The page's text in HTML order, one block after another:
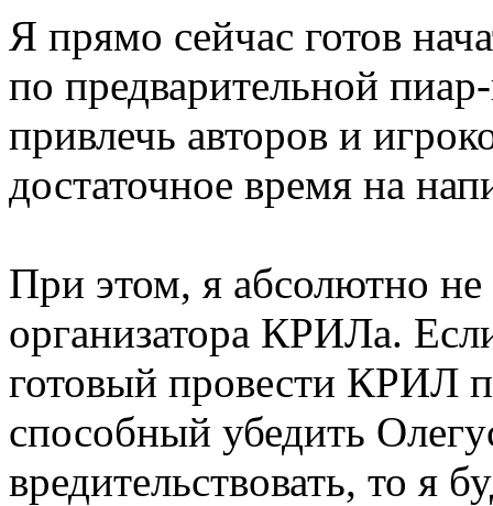
Я прямо сейчас готов
по предварительной
привлечь авторов и
достаточное время на
При этом, я абсолютно не
организатора КРИЛа.
готовый провести КРИЛ
способный убедить
вредительствовать, то я